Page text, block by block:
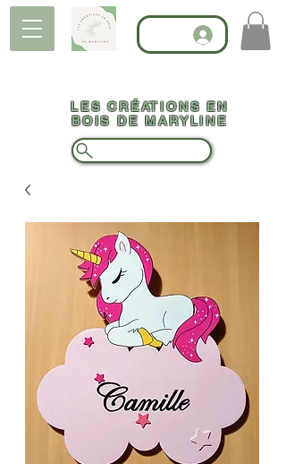
LES CRÉATIONS EN
BOIS DE MARYLINE